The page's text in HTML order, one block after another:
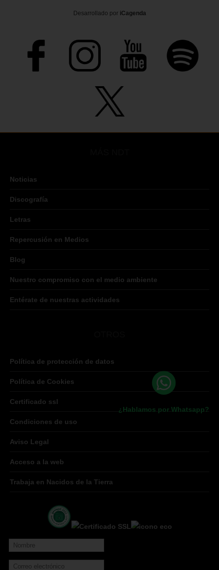
¿Hablamos por Whatsapp?
Desarrollado por iCagenda
Noticias
Discografía
Letras
Repercusión en Medios
Blog
Nuestro compromiso con el medio ambiente
Entérate de nuestras actividades
Política de protección de datos
Política de Cookies
Certificado ssl
Condiciones de uso
Aviso Legal
Acceso a la web
Trabaja en Nacidos de la Tierra